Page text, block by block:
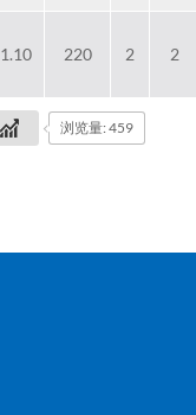
1.10 220 2 2
浏览量: 459